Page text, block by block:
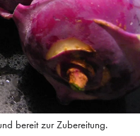
bereit zur Zubereitung.